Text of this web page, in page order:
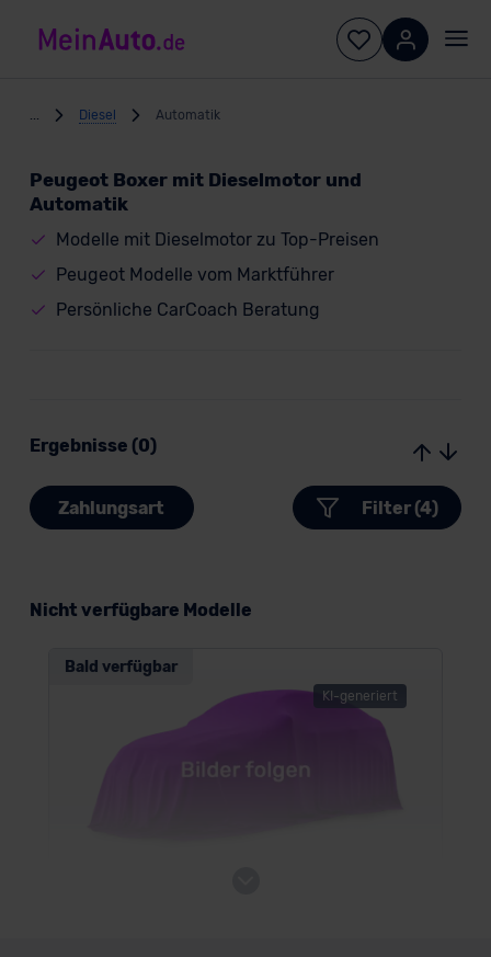
Diesel Automatik
Peugeot Boxer mit Dieselmotor und
Automatik
Modelle mit Dieselmotor zu Top-Preisen
Peugeot Modelle vom Marktführer
Persönliche CarCoach Beratung
Ergebnisse (0)
Zahlungsart Filter (4)
Nicht verfügbare Modelle
KI-generiert
Bald verfügbar